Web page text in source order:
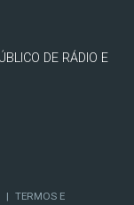
DE RÁDIO E
| TERMOS E